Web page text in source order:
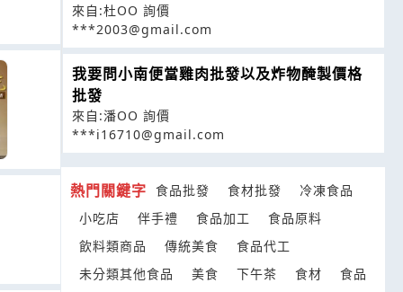
來自:杜OO 詢價
***2003@gmail.com
我要問小南便當雞肉批發以及炸物醃製價格
批發
來自:潘OO 詢價
***i16710@gmail.com
熱門關鍵字 食品批發 食材批發
冷凍食品
小吃店
伴手禮 食品加工
食品原料
飲料類商品
傳統美食
食品代工
未分類其他食品
美食 下午茶 食材
食品